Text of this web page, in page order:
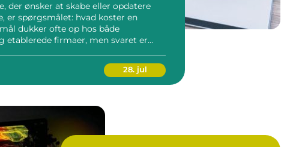
der ønsker at skabe eller opdatere
er spørgsmålet: hvad koster en
dukker ofte op hos både
etablerede firmaer, men svaret er
28. jul